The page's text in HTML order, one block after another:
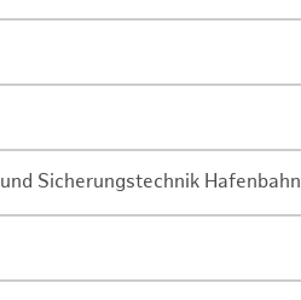
Sicherungstechnik Hafenbahn